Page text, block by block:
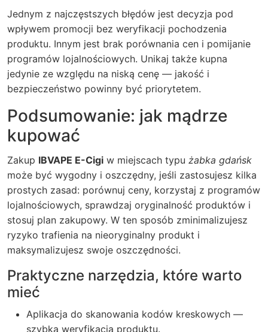
Jednym z najczęstszych błędów jest decyzja pod
wpływem promocji bez weryfikacji pochodzenia
produktu. Innym jest brak porównania cen i pomijanie
programów lojalnościowych. Unikaj także kupna
jedynie ze względu na niską cenę — jakość i
bezpieczeństwo powinny być priorytetem.
Podsumowanie: jak mądrze
kupować
Zakup IBVAPE E-Cigi w miejscach typu żabka gdańsk
może być wygodny i oszczędny, jeśli zastosujesz kilka
prostych zasad: porównuj ceny, korzystaj z programów
lojalnościowych, sprawdzaj oryginalność produktów i
stosuj plan zakupowy. W ten sposób zminimalizujesz
ryzyko trafienia na nieoryginalny produkt i
maksymalizujesz swoje oszczędności.
Praktyczne narzędzia, które warto
mieć
Aplikacja do skanowania kodów kreskowych —
szybka weryfikacja produktu.